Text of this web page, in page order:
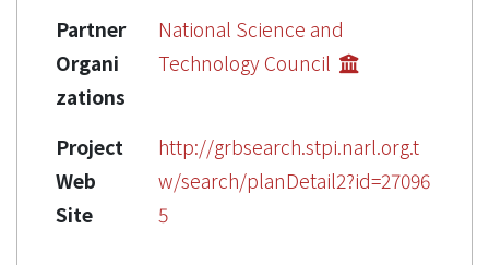
Partner
Organi
zations
National Science and
Technology Council
Project
Web
Site
http://grbsearch.stpi.narl.org.t
w/search/planDetail2?id=27096
5